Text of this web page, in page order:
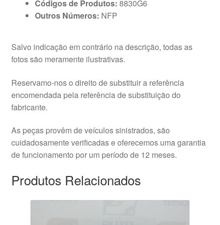
Códigos de Produtos: 8830G6
Outros Números: NFP
Salvo indicação em contrário na descrição, todas as
fotos são meramente ilustrativas.
Reservamo-nos o direito de substituir a referência
encomendada pela referência de substituição do
fabricante.
As peças provêm de veículos sinistrados, são
cuidadosamente verificadas e oferecemos uma garantia
de funcionamento por um período de 12 meses.
Produtos Relacionados